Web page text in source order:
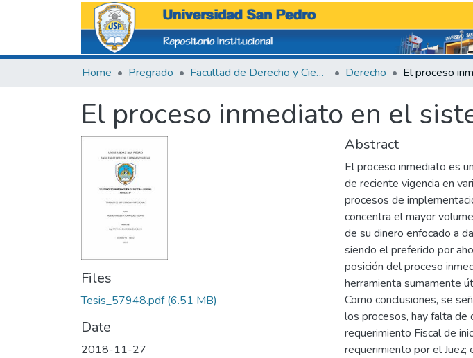
Home Pregrado Facultad de Derecho y Ciencias Políticas Derecho
El proceso inmediato en el
Files
Tesis_57948.pdf(6.51 MB)
Date
2018-11-27
Abstract
El proceso inmediato es
de reciente vigencia en
procesos de
concentra el mayor
de su dinero enfocado a
siendo el preferido por
posición del proceso
herramienta sumamente
Como conclusiones, se
los procesos, hay falta de
requerimiento Fiscal de
requerimiento por el